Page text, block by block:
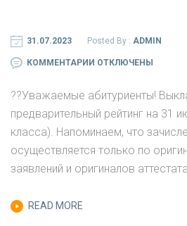
31.07.2023 Posted By : ADMIN
КОММЕНТАРИИ К
ВЫКЛАДЫВАЕМ
ПРЕДВАРИТЕЛЬНЫЙ
РЕЙТИНГ
НА
31
ОТКЛЮЧЕНЫ
?‍?Уважаемые абитуриенты!
предварительный рейтинг на 31
класса). Напоминаем, что
осуществляется только по
заявлений и оригиналов
READ MORE